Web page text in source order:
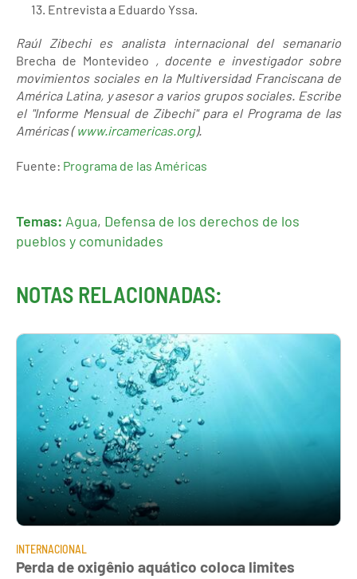
Entrevista a Eduardo Yssa.
Raúl Zibechi es analista internacional del semanario
Brecha de Montevideo , docente e investigador sobre
movimientos sociales en la Multiversidad Franciscana de
América Latina, y asesor a varios grupos sociales. Escribe
el "Informe Mensual de Zibechi" para el Programa de las
Américas (www.ircamericas.org).
Fuente: Programa de las Américas
Temas: Agua, Defensa de los derechos de los
pueblos y comunidades
NOTAS RELACIONADAS:
INTERNACIONAL
Perda de oxigênio aquático coloca limites